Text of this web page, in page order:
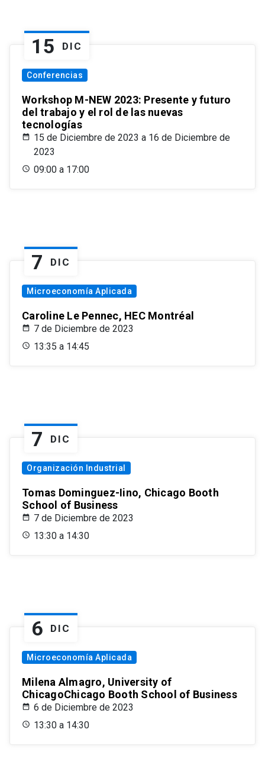
15 DIC
Conferencias
Workshop M-NEW 2023: Presente y futuro
del trabajo y el rol de las nuevas
tecnologías
15 de Diciembre de 2023 a 16 de Diciembre de
2023
09:00 a 17:00
7 DIC
Microeconomía Aplicada
Caroline Le Pennec, HEC Montréal
7 de Diciembre de 2023
13:35 a 14:45
7 DIC
Organización Industrial
Tomas Dominguez-Iino, Chicago Booth
School of Business
7 de Diciembre de 2023
13:30 a 14:30
6 DIC
Microeconomía Aplicada
Milena Almagro, University of
ChicagoChicago Booth School of Business
6 de Diciembre de 2023
13:30 a 14:30